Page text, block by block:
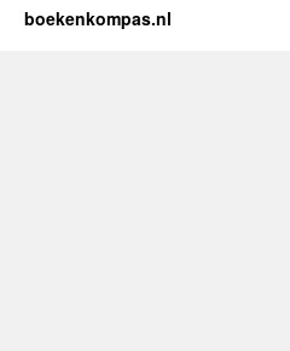
boekenkompas.nl